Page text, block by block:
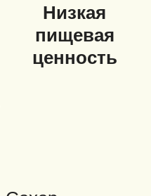
Низкая
пищевая
ценность